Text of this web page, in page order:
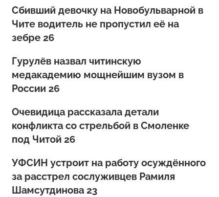
Сбивший девочку на Новобульварной в
Чите водитель не пропустил её на
зебре 26
Гурулёв назвал читинскую
медакадемию мощнейшим вузом в
России 26
Очевидица рассказала детали
конфликта со стрельбой в Смоленке
под Читой 26
УФСИН устроит на работу осуждённого
за расстрел сослуживцев Рамиля
Шамсутдинова 23